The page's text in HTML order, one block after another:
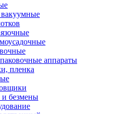
аппараты
пленка
безмены